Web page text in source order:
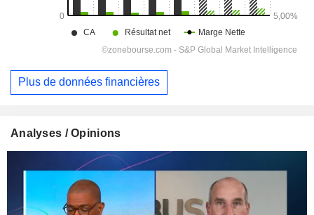
Plus de données financières
Analyses / Opinions